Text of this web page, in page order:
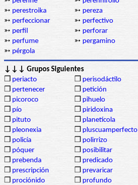
➳ perestroika ➳ pereza
➳ perfeccionar ➳ perfectivo
➳ perfil ➳ perforar
➳ perfume ➳ pergamino
➳ pérgola
↓↓↓ Grupos Siguientes
❒ periacto ❒ perisodáctilo
❒ pertenecer ❒ petición
❒ picoroco ❒ pihuelo
❒ pío ❒ piridoxina
❒ pituto ❒ planetícola
❒ pleonexia ❒ pluscuamperfecto
❒ policía ❒ polirrizo
❒ póquer ❒ posibilitar
❒ prebenda ❒ predicado
❒ prescripción ❒ prevaricar
❒ prociónido ❒ profundo